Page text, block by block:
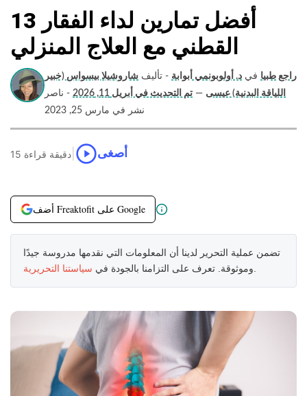
13 أفضل تمارين لداء الفقار
القطني مع العلاج المنزلي
راجع طبيا في د. أولوبونمي أبوابة - تأليف شاروشيلا بيسواس (خبير
اللياقة البدنية) عيسى — تم التحديث في أبريل 11, 2026
- ناصر
نشر في مارس 25, 2023
15 دقيقة قراءة أصغى
أضف Freaktofit على Google
تضمن عملية التحرير لدينا أن المعلومات التي نقدمها مدروسة جيدًا
وموثوقة. تعرف على التزامنا بالجودة في سياستنا التحريرية